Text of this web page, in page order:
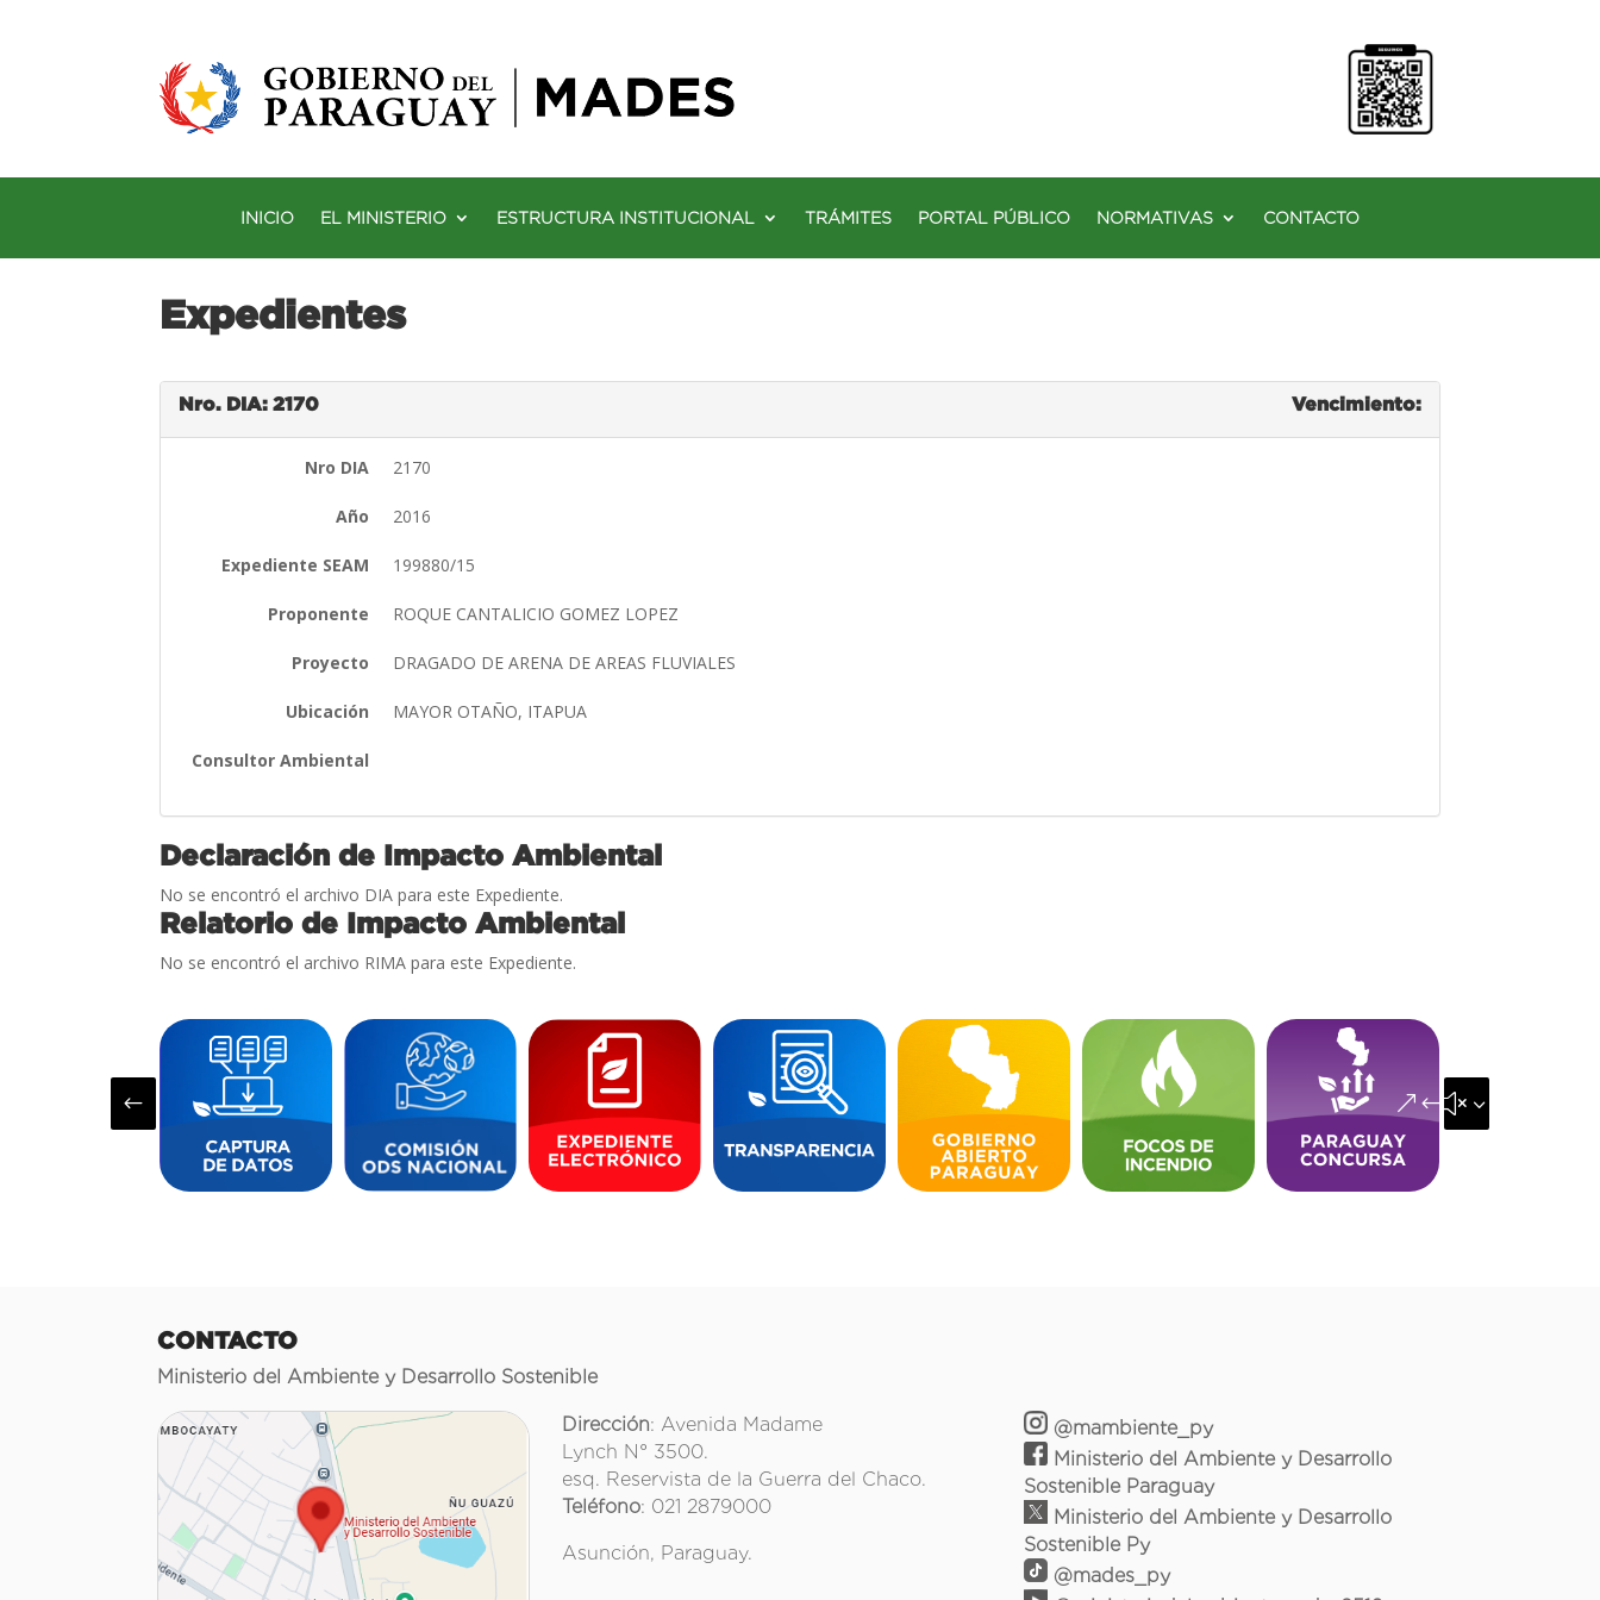
INICIO EL MINISTERIO ESTRUCTURA INSTITUCIONAL TRÁMITES PORTAL PÚBLICO NORMATIVAS CONTACTO
Expedientes
Nro. DIA: 2170 Vencimiento:
Nro DIA 2170
Año 2016
Expediente SEAM 199880/15
Proponente ROQUE CANTALICIO GOMEZ LOPEZ
Proyecto DRAGADO DE ARENA DE AREAS FLUVIALES
Ubicación MAYOR OTAÑO, ITAPUA
Consultor Ambiental
Declaración de Impacto Ambiental
No se encontró el archivo DIA para este Expediente.
Relatorio de Impacto Ambiental
No se encontró el archivo RIMA para este Expediente.
# &#x35;
CONTACTO
Ministerio del Ambiente y Desarrollo Sostenible
Dirección: Avenida Madame
Lynch N° 3500.
esq. Reservista de la Guerra del Chaco.
Teléfono: 021 2879000
Asunción, Paraguay.
@mambiente_py
Ministerio del Ambiente y Desarrollo
Sostenible Paraguay
Ministerio del Ambiente y Desarrollo
Sostenible Py
@mades_py